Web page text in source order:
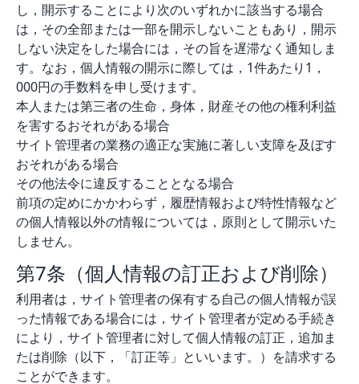
し，開示することにより次のいずれかに該当する場合
は，その全部または一部を開示しないこともあり，開示
しない決定をした場合には，その旨を遅滞なく通知しま
す。なお，個人情報の開示に際しては，1件あたり1，
000円の手数料を申し受けます。
本人または第三者の生命，身体，財産その他の権利利益
を害するおそれがある場合
サイト管理者の業務の適正な実施に著しい支障を及ぼす
おそれがある場合
その他法令に違反することとなる場合
前項の定めにかかわらず，履歴情報および特性情報など
の個人情報以外の情報については，原則として開示いた
しません。
第7条（個人情報の訂正および削除）
利用者は，サイト管理者の保有する自己の個人情報が誤
った情報である場合には，サイト管理者が定める手続き
により，サイト管理者に対して個人情報の訂正，追加ま
たは削除（以下，「訂正等」といいます。）を請求する
ことができます。